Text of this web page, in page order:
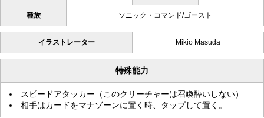
種族 ソニック・コマンド/ゴースト
イラストレーター Mikio Masuda
特殊能力
スピードアタッカー（このクリーチャーは召喚酔いしない）
相手はカードをマナゾーンに置く時、タップして置く。